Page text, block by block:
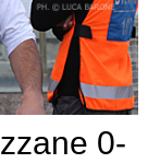
0-